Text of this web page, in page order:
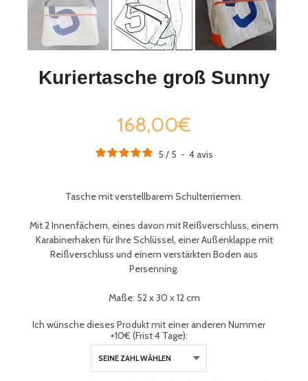
Kuriertasche groß Sunny
168,00€
5 / 5 - 4avis
Tasche mit verstellbarem Schulterriemen.
Mit 2 Innenfächern, eines davon mit Reißverschluss, einem
Karabinerhaken für Ihre Schlüssel, einer Außenklappe mit
Reißverschluss und einem verstärkten Boden aus
Persenning.
Maße: 52 x 30 x 12 cm
Ich wünsche dieses Produkt mit einer anderen Nummer
+10€ (Frist 4 Tage):